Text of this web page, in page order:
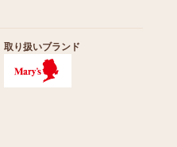
取り扱いブランド